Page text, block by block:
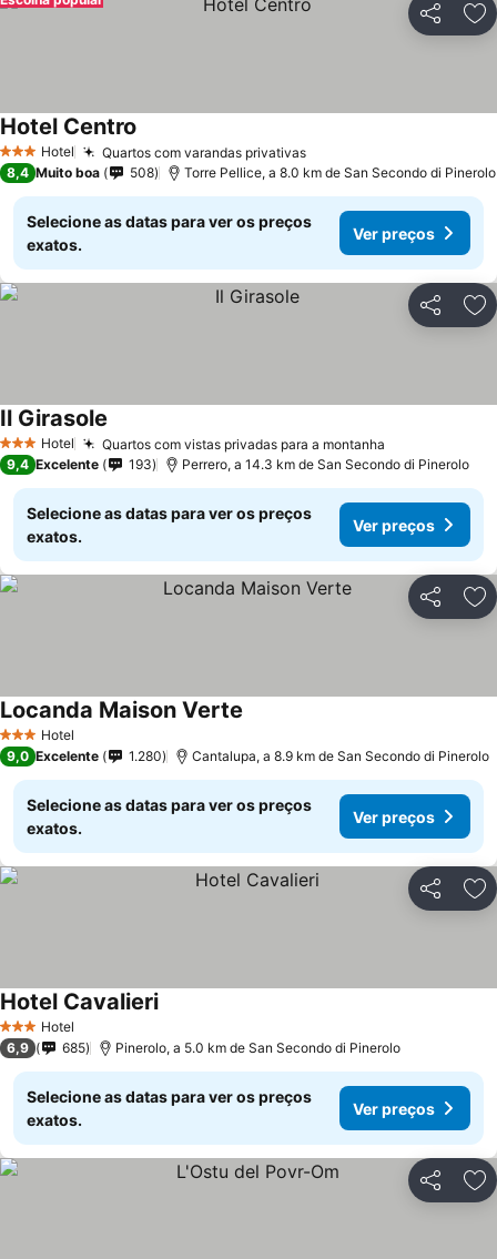
Partilhar
3 EstrelasHotel Quartos com varandas privativas
Hotel Centro
8,4 Muito boa 508 Torre Pellice, a 8.0 km de San Secondo di Pinerolo
Selecione as datas para ver os preços
exatos.
Ver preços
Partilhar
3 EstrelasHotel Quartos com vistas privadas para a montanha
Il Girasole
9,4 Excelente 193 Perrero, a 14.3 km de San Secondo di Pinerolo
Selecione as datas para ver os preços
exatos.
Ver preços
Partilhar
3 EstrelasHotel
Locanda Maison Verte
9,0 Excelente 1.280 Cantalupa, a 8.9 km de San Secondo di Pinerolo
Selecione as datas para ver os preços
exatos.
Ver preços
Partilhar
3 EstrelasHotel
Hotel Cavalieri
6,9 685 Pinerolo, a 5.0 km de San Secondo di Pinerolo
Selecione as datas para ver os preços
exatos.
Ver preços
Partilhar